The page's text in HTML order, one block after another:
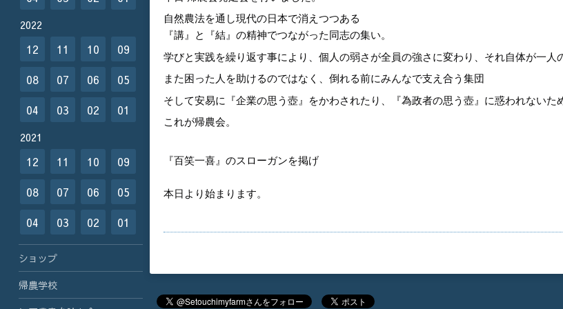
自然農法を通し現代の日本で消えつつある
『講』と『結』の精神でつながった同志の集い。
学びと実践を繰り返す事により、個人の弱さが全員の強さに変わり、それ自体が一人
また困った人を助けるのではなく、倒れる前にみんなで支え合う集団
そして安易に『企業の思う壺』をかわされたり、『為政者の思う壺』に惑われないた
これが帰農会。
『百笑一喜』のスローガンを掲げ
本日より始まります。
2022
12 11 10
09
08
07 06
05
04
03 02 01
2021
12 11 10
09
08
07 06
05
04
03 02 01
ショップ
帰農学校